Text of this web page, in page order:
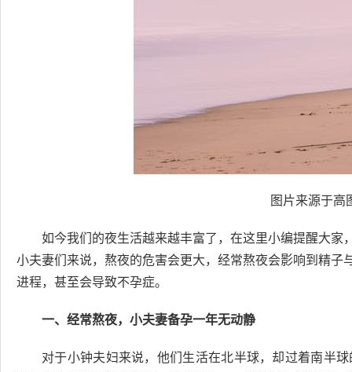
图片来源于高
如今我们的夜生活越来越丰富了，在这里小编提醒大
小夫妻们来说，熬夜的危害会更大，经常熬夜会影响到精
进程，甚至会导致不孕症。
一、经常熬夜，小夫妻备孕一年无动静
对于小钟夫妇来说，他们生活在北半球，却过着南半